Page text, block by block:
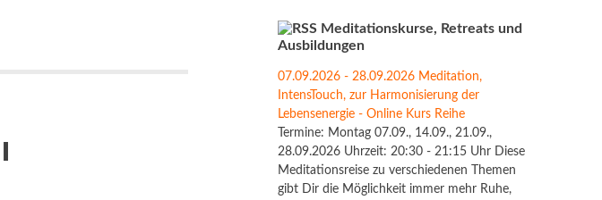
Meditationskurse, Retreats und
Ausbildungen
07.09.2026 - 28.09.2026 Meditation,
IntensTouch, zur Harmonisierung der
Lebensenergie - Online Kurs Reihe
Termine: Montag 07.09., 14.09., 21.09.,
28.09.2026 Uhrzeit: 20:30 - 21:15 Uhr Diese
Meditationsreise zu verschiedenen Themen
gibt Dir die Möglichkeit immer mehr Ruhe,